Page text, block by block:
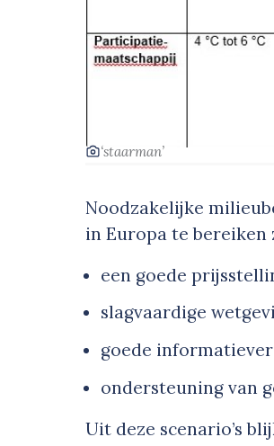
‘staarman’
Noodzakelijke
in Europa te bereiken
een goede
slagvaardige
goede
ondersteuning van
Uit deze scenario’s